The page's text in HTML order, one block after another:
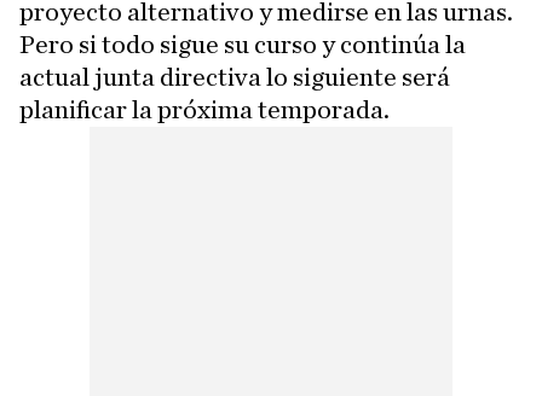
proyecto alternativo y medirse en las urnas.
Pero si todo sigue su curso y continúa la
actual junta directiva lo siguiente será
planificar la próxima temporada.